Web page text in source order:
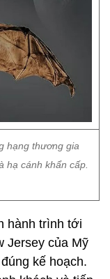
hạng thương gia
hạ cánh khẩn cấp.
hành trình tới
Jersey của Mỹ
kế hoạch.